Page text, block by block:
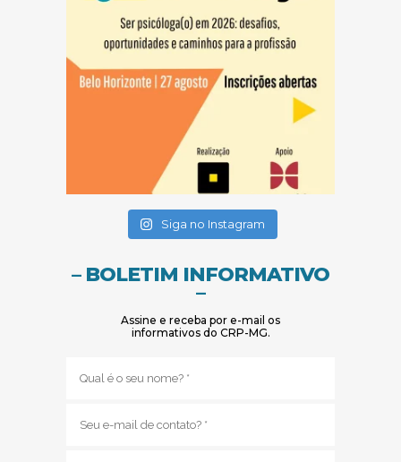
Siga no Instagram
– BOLETIM INFORMATIVO
–
Assine e receba por e-mail os
informativos do CRP-MG.
mail